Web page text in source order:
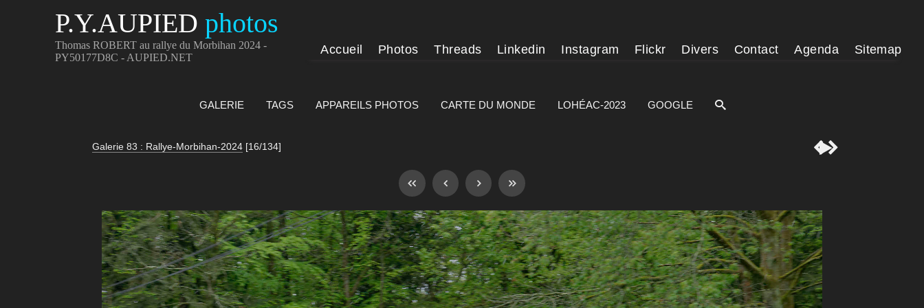
P.Y.AUPIED photos
Thomas ROBERT au rallye du Morbihan 2024 -
PY50177D8C - AUPIED.NET
Accueil Photos Threads Linkedin Instagram Flickr Divers Contact Agenda Sitemap
GALERIE TAGS APPAREILS PHOTOS CARTE DU MONDE LOHÉAC-2023 GOOGLE
Galerie 83 : Rallye-Morbihan-2024 [16/134] 